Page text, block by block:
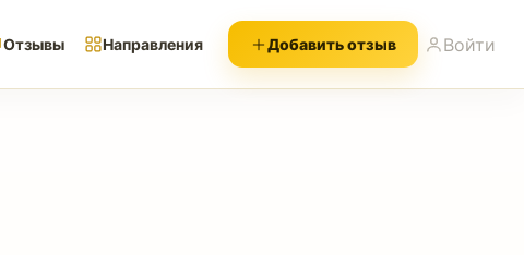
Отзывы Направления Добавить отзыв Войти